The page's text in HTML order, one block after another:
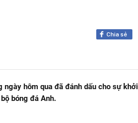
Chia sẻ
hôm qua đã đánh dấu cho sự khởi
bóng đá Anh.